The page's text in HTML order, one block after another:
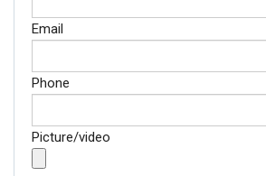
Email
Phone
Picture/video